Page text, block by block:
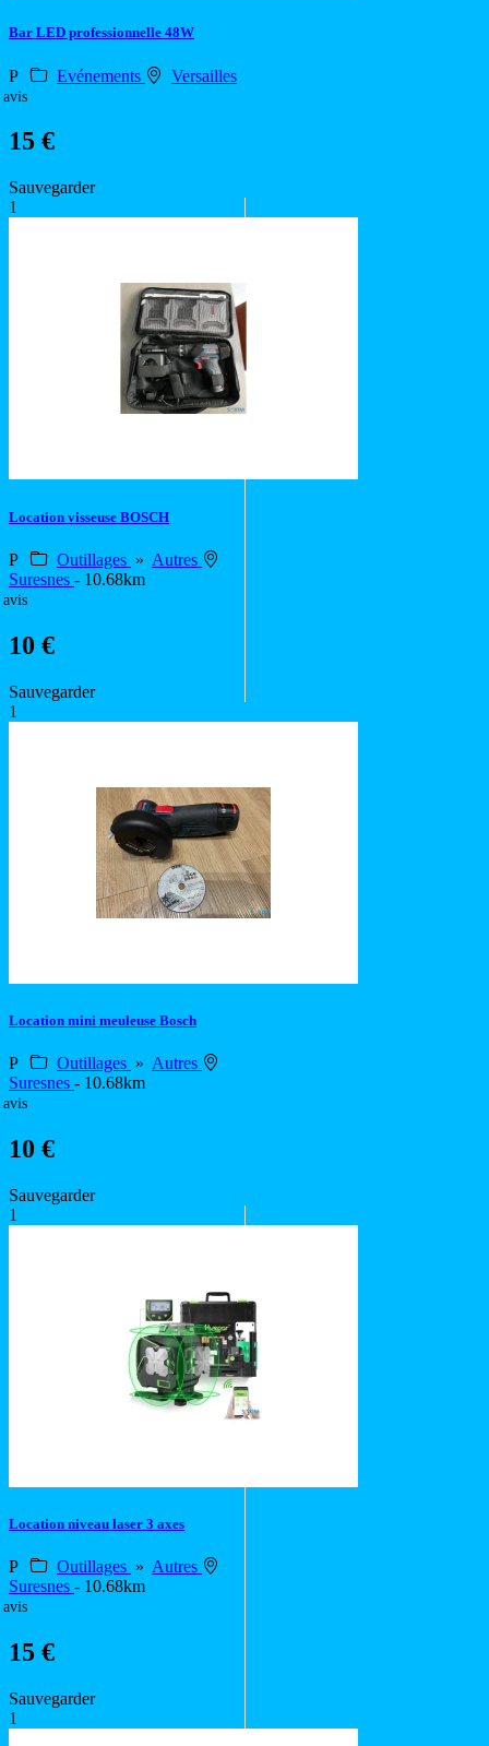
Bar LED professionnelle 48W
P Evénements Versailles
avis
15 €
Sauvegarder
1
Location visseuse BOSCH
P Outillages » Autres
Suresnes - 10.68km
avis
10 €
Sauvegarder
1
Location mini meuleuse Bosch
P Outillages » Autres
Suresnes - 10.68km
avis
10 €
Sauvegarder
1
Location niveau laser 3 axes
P Outillages » Autres
Suresnes - 10.68km
avis
15 €
Sauvegarder
1